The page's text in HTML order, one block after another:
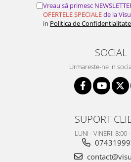
Vreau să primesc
OFERTELE SPECIALEde la
in Politica de Confidentialitate
SOCIAL
Urmareste-ne in
SUPORT
LUNI - VINERI: 8:00